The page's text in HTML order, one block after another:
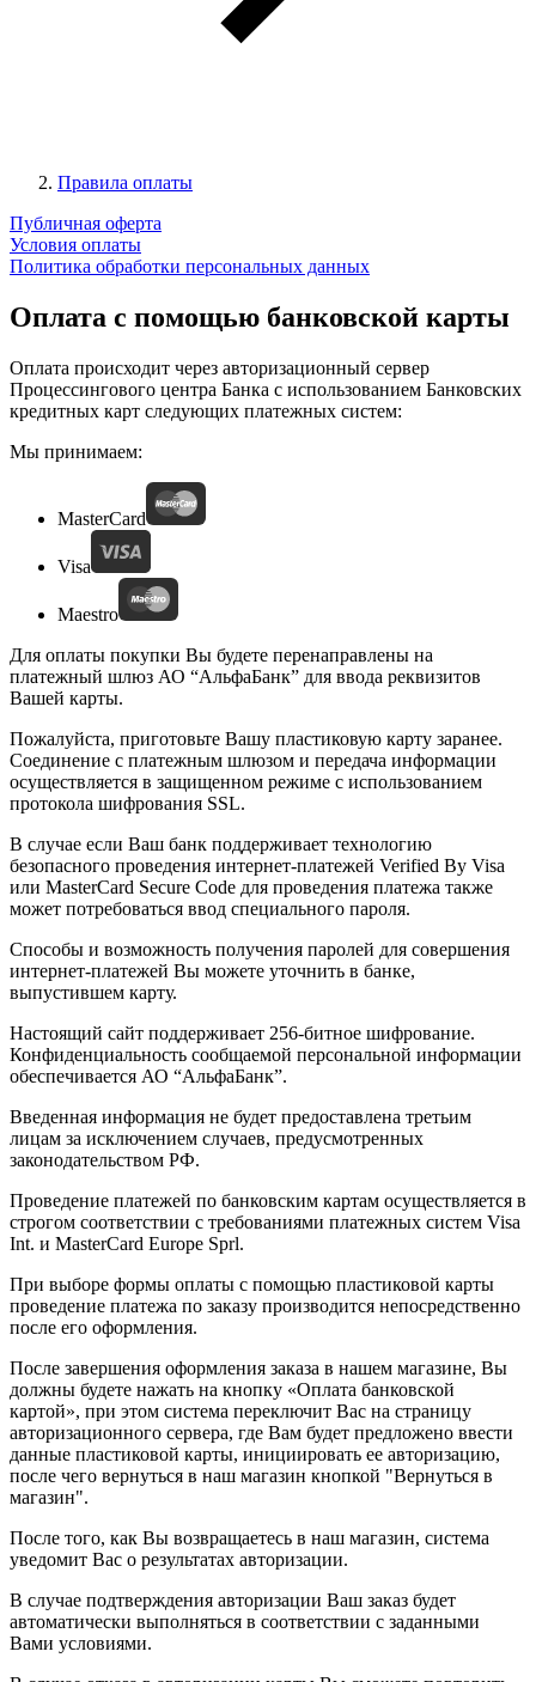
Правила оплаты
Публичная оферта
Условия оплаты
Политика обработки персональных данных
Оплата с помощью банковской карты
Оплата происходит через авторизационный сервер
Процессингового центра Банка с использованием Банковских
кредитных карт следующих платежных систем:
Мы принимаем:
MasterCard
Visa
Maestro
Для оплаты покупки Вы будете перенаправлены на
платежный шлюз АО “АльфаБанк” для ввода реквизитов
Вашей карты.
Пожалуйста, приготовьте Вашу пластиковую карту заранее.
Соединение с платежным шлюзом и передача информации
осуществляется в защищенном режиме с использованием
протокола шифрования SSL.
В случае если Ваш банк поддерживает технологию
безопасного проведения интернет-платежей Verified By Visa
или MasterCard Secure Code для проведения платежа также
может потребоваться ввод специального пароля.
Способы и возможность получения паролей для совершения
интернет-платежей Вы можете уточнить в банке,
выпустившем карту.
Настоящий сайт поддерживает 256-битное шифрование.
Конфиденциальность сообщаемой персональной информации
обеспечивается АО “АльфаБанк”.
Введенная информация не будет предоставлена третьим
лицам за исключением случаев, предусмотренных
законодательством РФ.
Проведение платежей по банковским картам осуществляется в
строгом соответствии с требованиями платежных систем Visa
Int. и MasterCard Europe Sprl.
При выборе формы оплаты с помощью пластиковой карты
проведение платежа по заказу производится непосредственно
после его оформления.
После завершения оформления заказа в нашем магазине, Вы
должны будете нажать на кнопку «Оплата банковской
картой», при этом система переключит Вас на страницу
авторизационного сервера, где Вам будет предложено ввести
данные пластиковой карты, инициировать ее авторизацию,
после чего вернуться в наш магазин кнопкой "Вернуться в
магазин".
После того, как Вы возвращаетесь в наш магазин, система
уведомит Вас о результатах авторизации.
В случае подтверждения авторизации Ваш заказ будет
автоматически выполняться в соответствии с заданными
Вами условиями.